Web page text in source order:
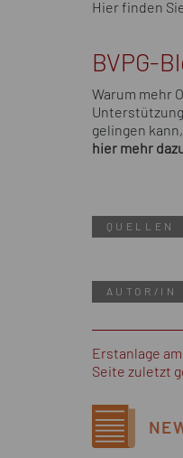
Hier finden
BVPG-
Warum mehr
gelingen
hier mehr
QUELLEN
AUTOR/IN
Erstanlage
Seite zuletzt